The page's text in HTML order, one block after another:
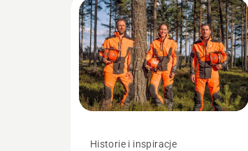
Historie i inspiracje